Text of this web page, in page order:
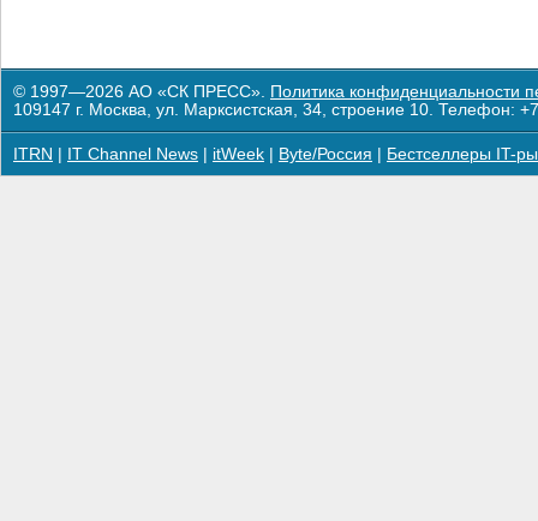
© 1997—2026 АО «СК ПРЕСС». Политика конфиденциальности
109147 г. Москва, ул. Марксистская, 34, строение 10. Телефон:
ITRN IT Channel News itWeek Byte/Россия Бестселлеры IT-